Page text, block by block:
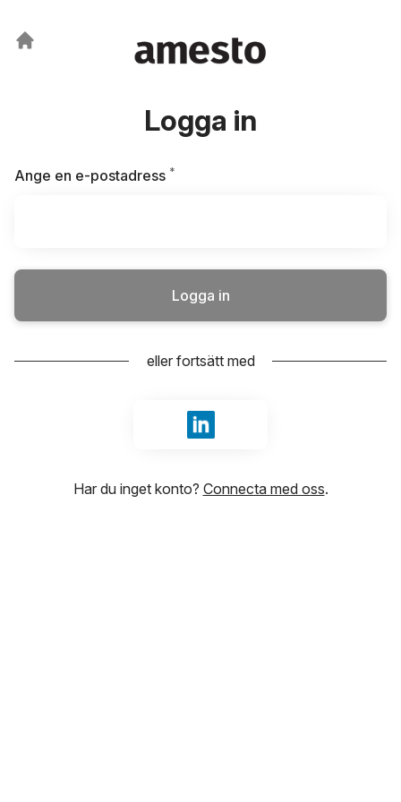
Logga in
Ange en e-postadress *
Logga in
eller fortsätt med
Logga in med LinkedIn
Har du inget konto? Connecta med oss.